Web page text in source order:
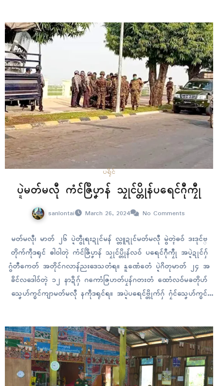
ဍုၚ်တုဲ သၞာဲဒဴကဆံၚ်လ္တူတံ သဳကၠဳလဝ်ဂှ်ဝွံ က္တဵုဗဒှ်ကဵုဖဵု…
ပရိုၚ်
ပ္ဍဲမတ်မလီု ကံၚ်ဇြဳပၞာန် သၠုၚ်ပ္တိုန်ပရေၚ်ဂီုကၠီု
sanlontai March 26, 2024 No Comments
မတ်မလီု၊ မာတ် ၂၆ ပ္ဍဲတွဵုရးဍုၚ်မန် လ္တူဍုၚ်မတ်မလီု မွဲတ္ၚဲဓဝ် ဒးဒုၚ်ဗ္
တိုက်ကဵုဒရုၚ် ၜါဝါတုဲ ကံၚ်ဇြဳပၞာန် သၠုၚ်ပ္တိုန်လဝ် ပရေၚ်ဂီုကၠီု အပ္ဍဲဍုၚ်ဂှ်
ဂွံတီကေတ် အတိုၚ်ဂလာန်ညးဒေသတံရ။ နူဏေံတေံ ပ္ဍဲဂိတုမာတ် ၂၄ အ
ခိၚ်လဒေါဝ်တ္ၚဲ ၁၂ နာဍဳဂှ် ဂကောံဇြဟတ်ပၠန်ဂတးတံ ထောံလဝ်မခတိုဟ်
သၞေဟ်က္ၜၚ်ကျာမတ်မလီု နကဵုဒရုၚ်ရ။ အပ္ဍဲပရေၚ်ဗ္တိုက်ဂှ် ဂၠံၚ်သၞေဟ်က္ၜၚ်